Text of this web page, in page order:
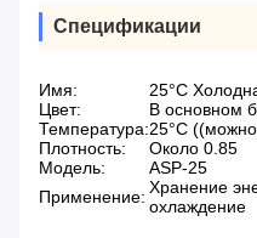
Спецификации
Имя:
25°C
Цвет:
В основном
Температура:25°C
Плотность:
Около 0.85
Модель:
ASP-25
Применение: Хранение
охлаждение